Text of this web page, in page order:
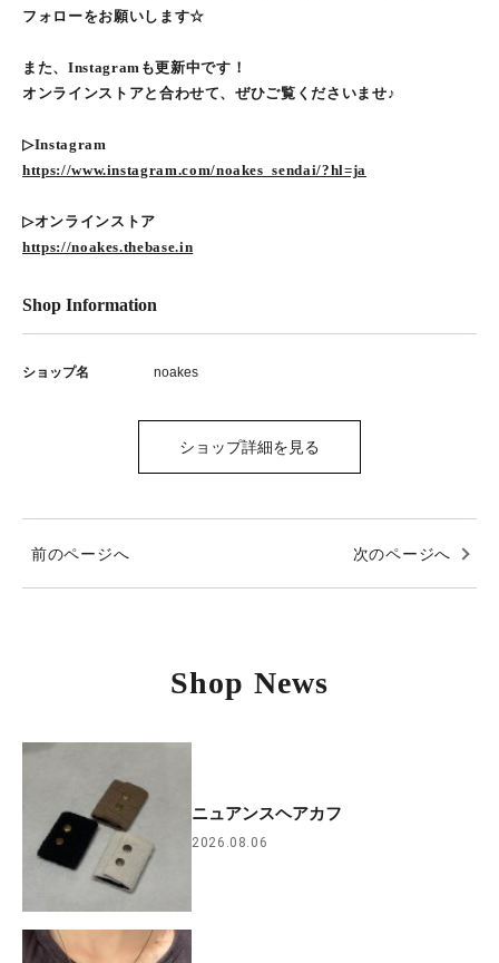
フォローをお願いします☆
また、Instagramも更新中です！
オンラインストアと合わせて、ぜひご覧くださいませ♪
▷Instagram
https://www.instagram.com/noakes_sendai/?hl=ja
▷オンラインストア
https://noakes.thebase.in
Shop Information
ショップ名 noakes
ショップ詳細を見る
前のページへ 次のページへ
Shop News
ニュアンスヘアカフ
2026.08.06